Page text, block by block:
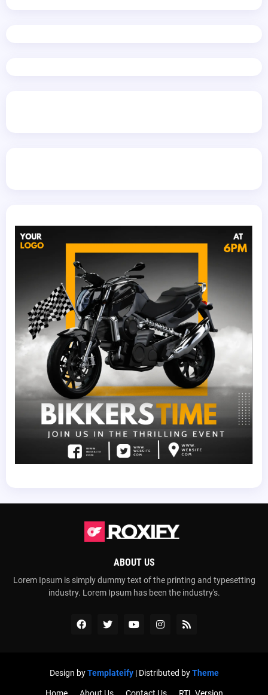
ABOUT US
Lorem Ipsum is simply dummy text of the printing and typesetting
industry. Lorem Ipsum has been the industry's.
Design byTemplateify| Distributed byTheme